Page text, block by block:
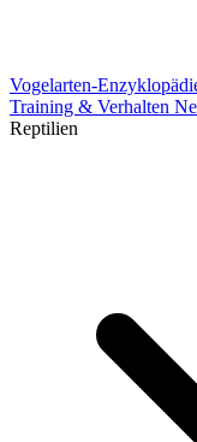
Vogelarten-
Training & Verhalten
Reptilien